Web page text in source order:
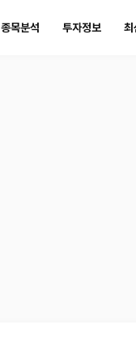
종목분석 투자정보 최